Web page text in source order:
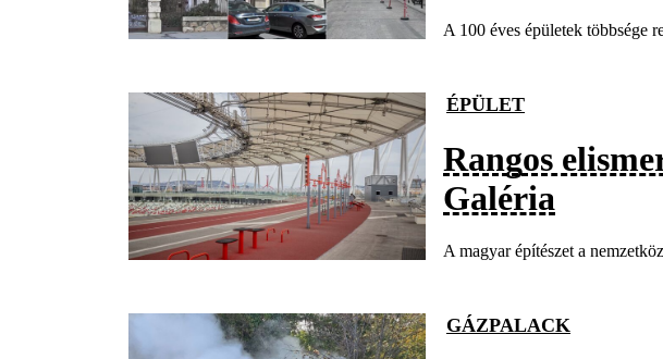
A 100 éves épületek többsége
ÉPÜLET
Rangos
Galéria
A magyar építészet a
GÁZPALACK